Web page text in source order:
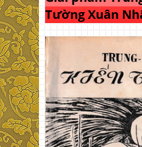
Tường Xuân